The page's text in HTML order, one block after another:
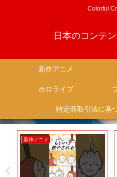
Colorful
日本のコンテ
新作アニメ
ホロライブ